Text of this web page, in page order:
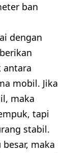
ban
dengan
antara
mobil. Jika
maka
tapi
stabil.
maka